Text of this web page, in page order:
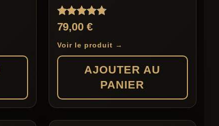
Note
4.67
sur 5
79,00 €
Voir le produit →
AJOUTER AU
PANIER